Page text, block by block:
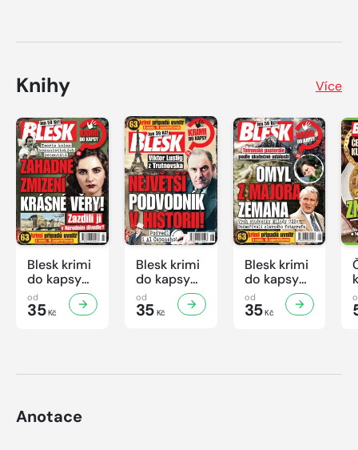
Knihy Více
Blesk krimi
do kapsy
č.7/2026
od
35Kč
Blesk krimi
do kapsy
č.6/2026
od
35Kč
Blesk krimi
do kapsy
č.5/2026
od
35Kč
Anotace